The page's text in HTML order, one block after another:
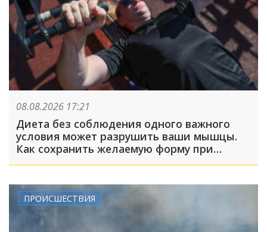
08.08.2026 17:21
Диета без соблюдения одного важного
условия может разрушить ваши мышцы.
Как сохранить желаемую форму при
ПРОИСШЕСТВИЯ